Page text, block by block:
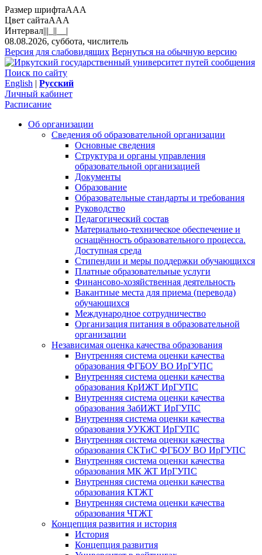
Размер шрифтаAAA
Цвет сайтаAAA
Интервал|||_||__|
08.08.2026, суббота, числитель
Версия для слабовидящих Вернуться на обычную версию
Поиск по сайту
English | Русский
Личный кабинет
Расписание
Об организации
Сведения об образовательной организации
Основные сведения
Структура и органы управления
образовательной организацией
Документы
Образование
Образовательные стандарты и требования
Руководство
Педагогический состав
Материально-техническое обеспечение и
оснащённость образовательного процесса.
Доступная среда
Стипендии и меры поддержки обучающихся
Платные образовательные услуги
Финансово-хозяйственная деятельность
Вакантные места для приема (перевода)
обучающихся
Международное сотрудничество
Организация питания в образовательной
организации
Независимая оценка качества образования
Внутренняя система оценки качества
образования ФГБОУ ВО ИрГУПС
Внутренняя система оценки качества
образования КрИЖТ ИрГУПС
Внутренняя система оценки качества
образования ЗабИЖТ ИрГУПС
Внутренняя система оценки качества
образования УУКЖТ ИрГУПС
Внутренняя система оценки качества
образования СКТиС ФГБОУ ВО ИрГУПС
Внутренняя система оценки качества
образования МК ЖТ ИрГУПС
Внутренняя система оценки качества
образования КТЖТ
Внутренняя система оценки качества
образования ЧТЖТ
Концепция развития и история
История
Концепция развития